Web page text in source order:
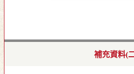
補充資料(